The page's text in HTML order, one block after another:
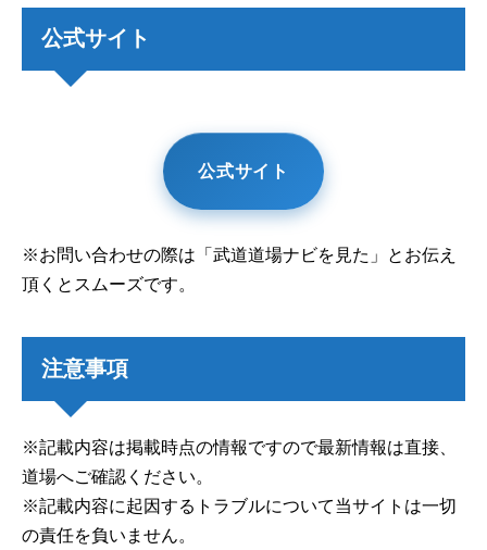
公式サイト
公式サイト
※お問い合わせの際は「武道道場ナビを見た」とお伝え
頂くとスムーズです。
注意事項
※記載内容は掲載時点の情報ですので最新情報は直接、
道場へご確認ください。
※記載内容に起因するトラブルについて当サイトは一切
の責任を負いません。